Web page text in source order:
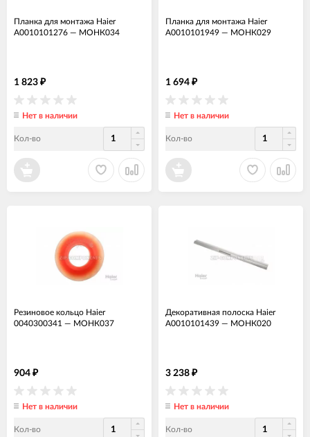
Планка для монтажа Haier
A0010101276 — МОНК034
1 823 ₽
Нет в наличии
Кол-во
Планка для монтажа Haier
A0010101949 — МОНК029
1 694 ₽
Нет в наличии
Кол-во
Резиновое кольцо Haier
0040300341 — МОНК037
904 ₽
Нет в наличии
Кол-во
Декоративная полоска Haier
A0010101439 — МОНК020
3 238 ₽
Нет в наличии
Кол-во